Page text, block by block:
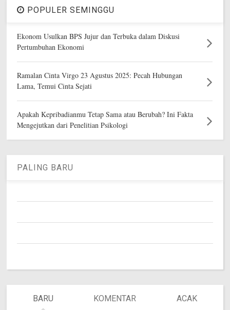
POPULER SEMINGGU
Ekonom Usulkan BPS Jujur dan Terbuka dalam Diskusi
Pertumbuhan Ekonomi
Ramalan Cinta Virgo 23 Agustus 2025: Pecah Hubungan
Lama, Temui Cinta Sejati
Apakah Kepribadianmu Tetap Sama atau Berubah? Ini Fakta
Mengejutkan dari Penelitian Psikologi
PALING BARU
BARU KOMENTAR ACAK